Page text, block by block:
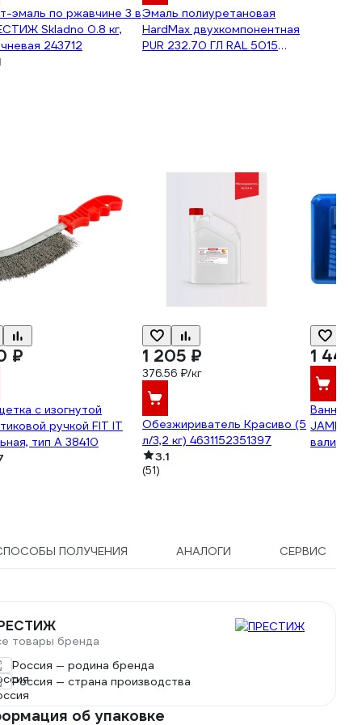
эмаль по ржавчине 3 в
Skladno 0.8 кг,
243712
Эмаль полиуретановая
HardMax двухкомпонентная
PUR 232.70 ГЛ RAL 5015
₽
с изогнутой
ручкой FIT IT
тип А 38410
1 205 ₽
376.56 ₽/кг
Обезжириватель Красиво (5
л/3,2 кг) 4631152351397
3.1
(51)
1 440
Ванна
JAMBO
ПОЛУЧЕНИЯ АНАЛОГИ СЕРВИС
товары бренда
Россия — родина бренда
Россия — страна производства
об упаковке